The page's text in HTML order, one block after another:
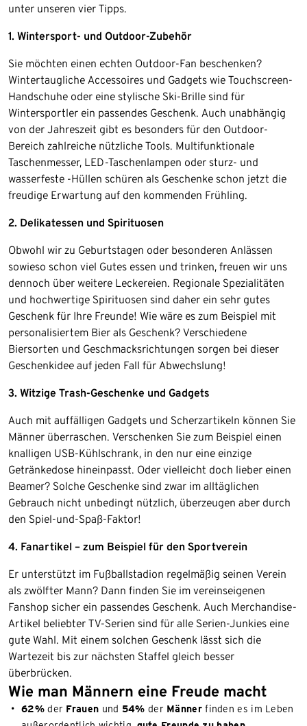
unter unseren vier Tipps.
1. Wintersport- und Outdoor-Zubehör
Sie möchten einen echten Outdoor-Fan beschenken?
Wintertaugliche Accessoires und Gadgets wie Touchscreen-
Handschuhe oder eine stylische Ski-Brille sind für
Wintersportler ein passendes Geschenk. Auch unabhängig
von der Jahreszeit gibt es besonders für den Outdoor-
Bereich zahlreiche nützliche Tools. Multifunktionale
Taschenmesser, LED-Taschenlampen oder sturz- und
wasserfeste -Hüllen schüren als Geschenke schon jetzt die
freudige Erwartung auf den kommenden Frühling.
2. Delikatessen und Spirituosen
Obwohl wir zu Geburtstagen oder besonderen Anlässen
sowieso schon viel Gutes essen und trinken, freuen wir uns
dennoch über weitere Leckereien. Regionale Spezialitäten
und hochwertige Spirituosen sind daher ein sehr gutes
Geschenk für Ihre Freunde! Wie wäre es zum Beispiel mit
personalisiertem Bier als Geschenk? Verschiedene
Biersorten und Geschmacksrichtungen sorgen bei dieser
Geschenkidee auf jeden Fall für Abwechslung!
3. Witzige Trash-Geschenke und Gadgets
Auch mit auffälligen Gadgets und Scherzartikeln können Sie
Männer überraschen. Verschenken Sie zum Beispiel einen
knalligen USB-Kühlschrank, in den nur eine einzige
Getränkedose hineinpasst. Oder vielleicht doch lieber einen
Beamer? Solche Geschenke sind zwar im alltäglichen
Gebrauch nicht unbedingt nützlich, überzeugen aber durch
den Spiel-und-Spaß-Faktor!
4. Fanartikel – zum Beispiel für den Sportverein
Er unterstützt im Fußballstadion regelmäßig seinen Verein
als zwölfter Mann? Dann finden Sie im vereinseigenen
Fanshop sicher ein passendes Geschenk. Auch Merchandise-
Artikel beliebter TV-Serien sind für alle Serien-Junkies eine
gute Wahl. Mit einem solchen Geschenk lässt sich die
Wartezeit bis zur nächsten Staffel gleich besser
überbrücken.
Wie man Männern eine Freude macht
62%der Frauen und 54% der Männerfinden es im Leben